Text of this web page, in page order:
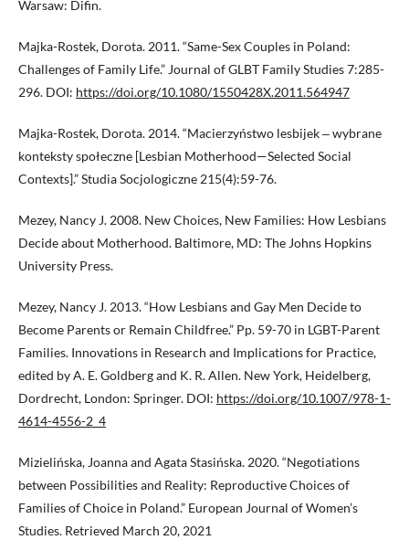
Warsaw: Difin.
Majka-Rostek, Dorota. 2011. “Same-Sex Couples in Poland:
Challenges of Family Life.” Journal of GLBT Family Studies 7:285-
296. DOI: https://doi.org/10.1080/1550428X.2011.564947
Majka-Rostek, Dorota. 2014. “Macierzyństwo lesbijek ‒ wybrane
konteksty społeczne [Lesbian Motherhood—Selected Social
Contexts].” Studia Socjologiczne 215(4):59-76.
Mezey, Nancy J. 2008. New Choices, New Families: How Lesbians
Decide about Motherhood. Baltimore, MD: The Johns Hopkins
University Press.
Mezey, Nancy J. 2013. “How Lesbians and Gay Men Decide to
Become Parents or Remain Childfree.” Pp. 59-70 in LGBT-Parent
Families. Innovations in Research and Implications for Practice,
edited by A. E. Goldberg and K. R. Allen. New York, Heidelberg,
Dordrecht, London: Springer. DOI: https://doi.org/10.1007/978-1-
4614-4556-2_4
Mizielińska, Joanna and Agata Stasińska. 2020. “Negotiations
between Possibilities and Reality: Reproductive Choices of
Families of Choice in Poland.” European Journal of Women’s
Studies. Retrieved March 20, 2021